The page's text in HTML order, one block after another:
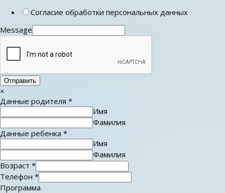
Согласие обработки персональных данных
Message
Отправить
×
Данные родителя *
Имя
Фамилия
Данные ребенка *
Имя
Фамилия
Возраст *
Телефон *
Программа